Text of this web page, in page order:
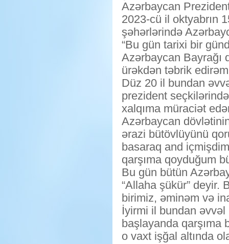
Azərbaycan
2023-cü il oktyabrın
şəhərlərində
“Bu gün tarixi bir
Azərbaycan Bayrağı
ürəkdən təbrik
Düz 20 il bundan
prezident
xalqıma müraciət
Azərbaycan
ərazi bütövlüyünü
basaraq and
qarşıma qoyduğum
Bu gün bütün
“Allaha şükür” deyir.
birimiz, əminəm və
İyirmi il bundan
başlayanda qarşıma
o vaxt işğal altında